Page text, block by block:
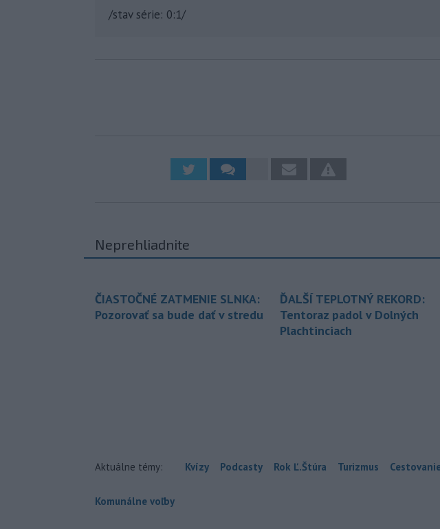
/stav série: 0:1/
Neprehliadnite
ČIASTOČNÉ ZATMENIE SLNKA:
Pozorovať sa bude dať v stredu
ĎALŠÍ TEPLOTNÝ REKORD:
Tentoraz padol v Dolných
Plachtinciach
Aktuálne témy: Kvízy Podcasty Rok Ľ.Štúra Turizmus
Komunálne voľby